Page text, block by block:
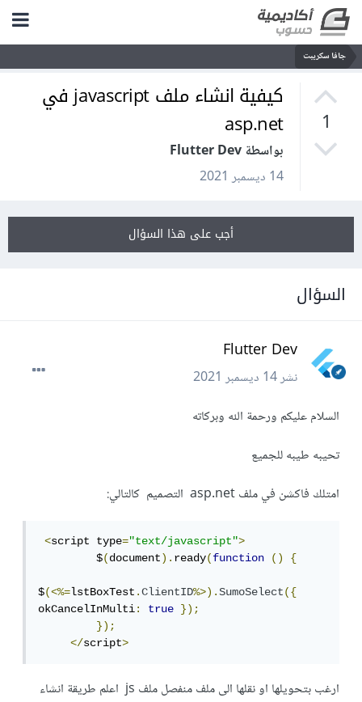
جافا سكريبت
1
كيفية انشاء ملف javascript في
asp.net
بواسطة Flutter Dev
14 ديسمبر 2021
أجب على هذا السؤال
السؤال
Flutter Dev
نشر14 ديسمبر 2021
السلام عليكم ورحمة الله وبركاته
تحيبه طيبه للجميع
امتلك فاكشن في ملف asp.net التصميم كالتالي:
<script type="text/javascript">
         $
(document).ready(function () {
$(<%=lstBoxTest.ClientID%>).SumoSelect({
okCancelInMulti: true
});
});
</script>
ارغب بتحويلها او نقلها الى ملف منفصل ملف js اعلم طريقة انشاء